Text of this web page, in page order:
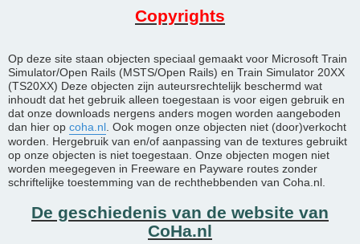
Copyrights
Op deze site staan objecten speciaal gemaakt voor Microsoft Train
Simulator/Open Rails (MSTS/Open Rails) en Train Simulator 20XX
(TS20XX) Deze objecten zijn auteursrechtelijk beschermd wat
inhoudt dat het gebruik alleen toegestaan is voor eigen gebruik en
dat onze downloads nergens anders mogen worden aangeboden
dan hier op coha.nl . Ook mogen onze objecten niet (door)verkocht
worden. Hergebruik van en/of aanpassing van de textures gebruikt
op onze objecten is niet toegestaan. Onze objecten mogen niet
worden meegegeven in Freeware en Payware routes zonder
schriftelijke toestemming van de rechthebbenden van Coha.nl.
De geschiedenis van de website van
CoHa.nl